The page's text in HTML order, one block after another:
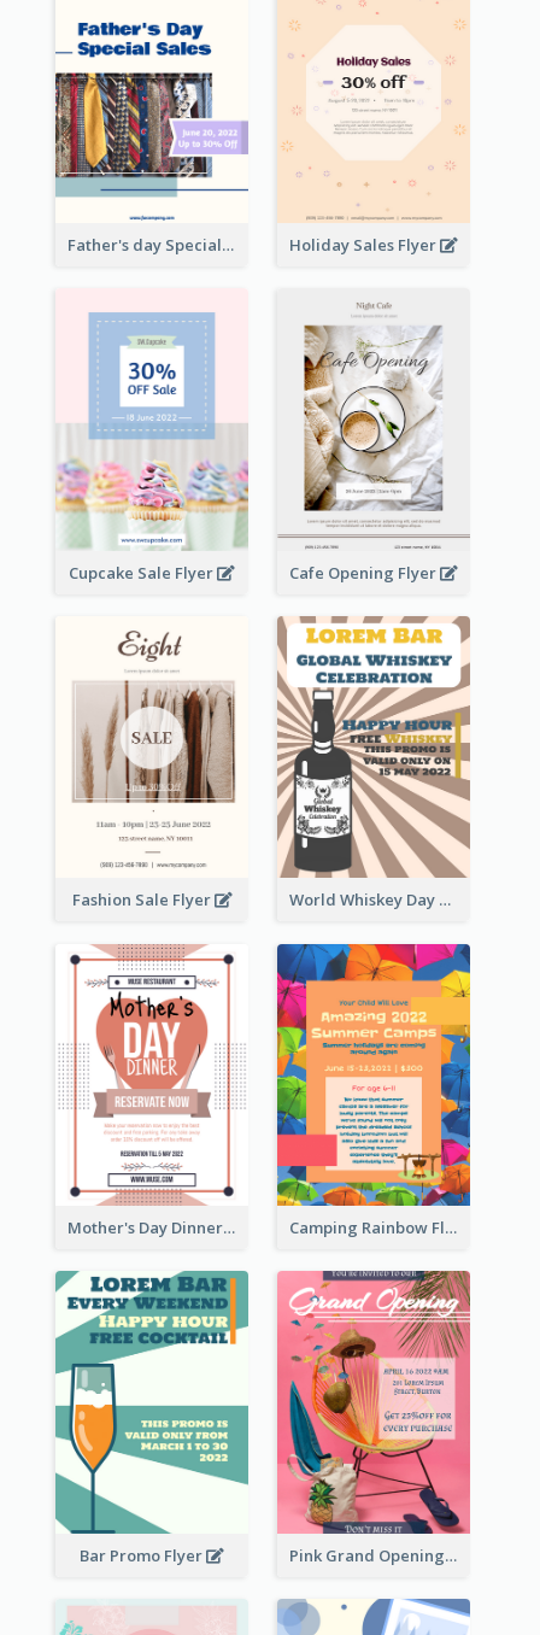
Father's day Special Sale Flyer Holiday Sales Flyer
Cupcake Sale Flyer Cafe Opening Flyer
Fashion Sale Flyer World Whiskey Day Promotion Flyer
Mother's Day Dinner Promotion Flyer Camping Rainbow Flyer
Bar Promo Flyer Pink Grand Opening Flyer